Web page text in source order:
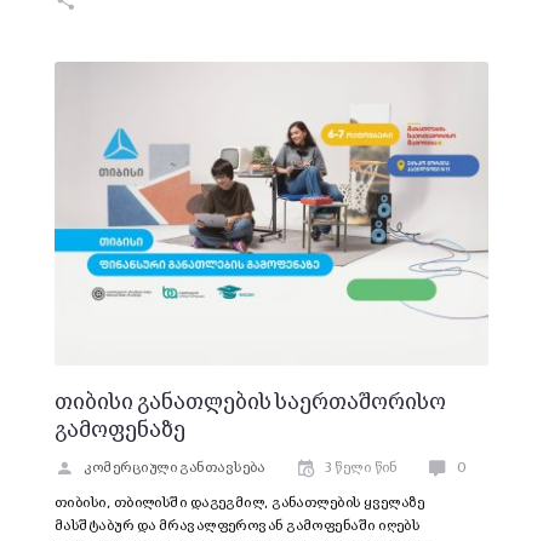
თიბისი განათლების საერთაშორისო
გამოფენაზე
კომერციული განთავსება 3 წელი წინ 0
თიბისი, თბილისში დაგეგმილ, განათლების ყველაზე
მასშტაბურ და მრავალფეროვან გამოფენაში იღებს